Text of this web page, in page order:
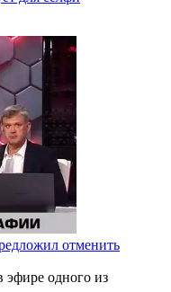
отменить
эфире одного из